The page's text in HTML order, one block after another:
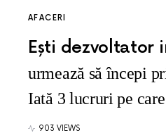
AFACERI
Ești dezvoltator
urmează să începi
Iată 3 lucruri pe
903 VIEWS